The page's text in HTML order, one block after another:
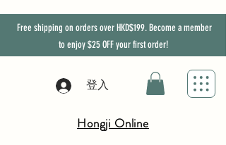
Free shipping on orders over HKD$199. Become a member
to enjoy$25 OFFyour first order!
登入
Hongji Online